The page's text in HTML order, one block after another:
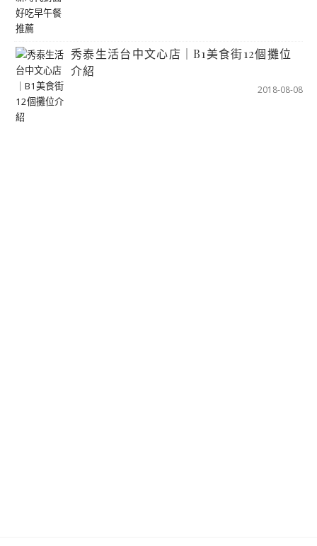
秀泰生活台中文心店｜B1美食街12個攤位
介紹
2018-08-08